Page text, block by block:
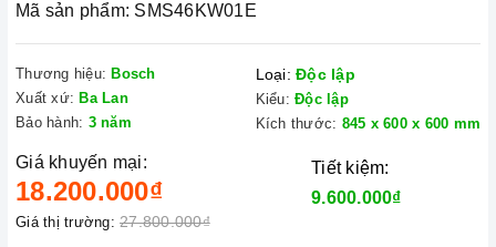
Mã sản phẩm: SMS46KW01E
Thương hiệu: Bosch
Xuất xứ: Ba Lan
Bảo hành: 3 năm
Loại: Độc lập
Kiểu: Độc lập
Kích thước: 845 x 600 x 600 mm
Giá khuyến mại:
18.200.000₫
Giá thị trường: 27.800.000₫
Tiết kiệm:
9.600.000₫